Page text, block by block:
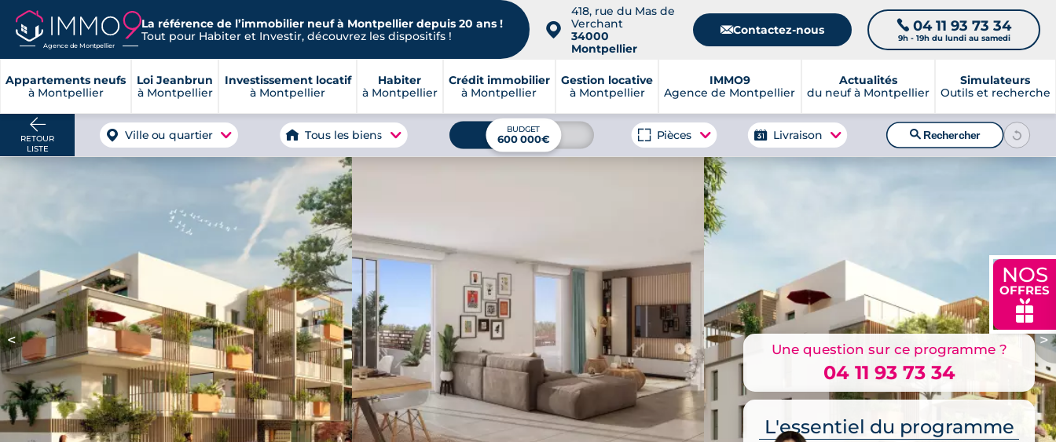
Agence de Montpellier
La référence de l’immobilier neuf à Montpellier depuis 20 ans !
Tout pour Habiter et Investir, découvrez les dispositifs !
📍
418, rue du Mas de
Verchant
34000
Montpellier
📧Contactez-nous 📞 04 11 93 73 34
9h - 19h du lundi au samedi
Appartements neufs
à Montpellier
Loi Jeanbrun
à Montpellier
Investissement locatif
à Montpellier
Habiter
à Montpellier
Crédit immobilier
à Montpellier
Gestion locative
à Montpellier
IMMO9
Agence de Montpellier
Actualités
du neuf à Montpellier
Simulateurs
Outils et recherche
NOS
OFFRES
🎁
RETOUR
LISTE
Ville ou quartier Tous les biens BUDGET
600 000€ Pièces Livraison 🔍Rechercher
< >
Une question sur ce programme ?
04 11 93 73 34
L'essentiel du programme